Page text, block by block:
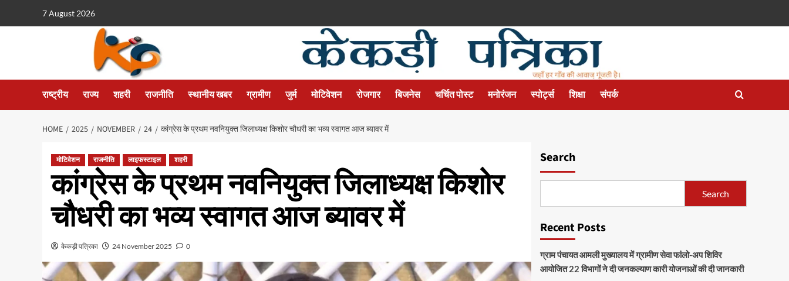
7 August 2026
राष्ट्रीय राज्य शहरी राजनीति स्थानीय खबर ग्रामीण जुर्म मोटिवेशन रोजगार बिजनेस चर्चित पोस्ट मनोरंजन स्पोर्ट्स शिक्षा संपर्क
HOME 2025 NOVEMBER 24 कांग्रेस के प्रथम नवनियुक्त जिलाध्यक्ष किशोर चौधरी का भव्य स्वागत आज ब्यावर में
मोटिवेशन राजनीति लाइफस्टाइल शहरी
कांग्रेस के प्रथम नवनियुक्त जिलाध्यक्ष किशोर
चौधरी का भव्य स्वागत आज ब्यावर में
केकड़ी पत्रिका 24 November 2025 0
Search
Search
Recent Posts
ग्राम पंचायत आमली मुख्यालय में ग्रामीण सेवा फांलो-अप शिविर
आयोजित 22 विभागों ने दी जनकल्याण कारी योजनाओं की दी जानकारी